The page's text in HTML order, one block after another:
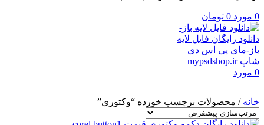
0 مورد 0 تومان
0 مورد
خانه/ محصولات برچسب خورده “وکتوری”